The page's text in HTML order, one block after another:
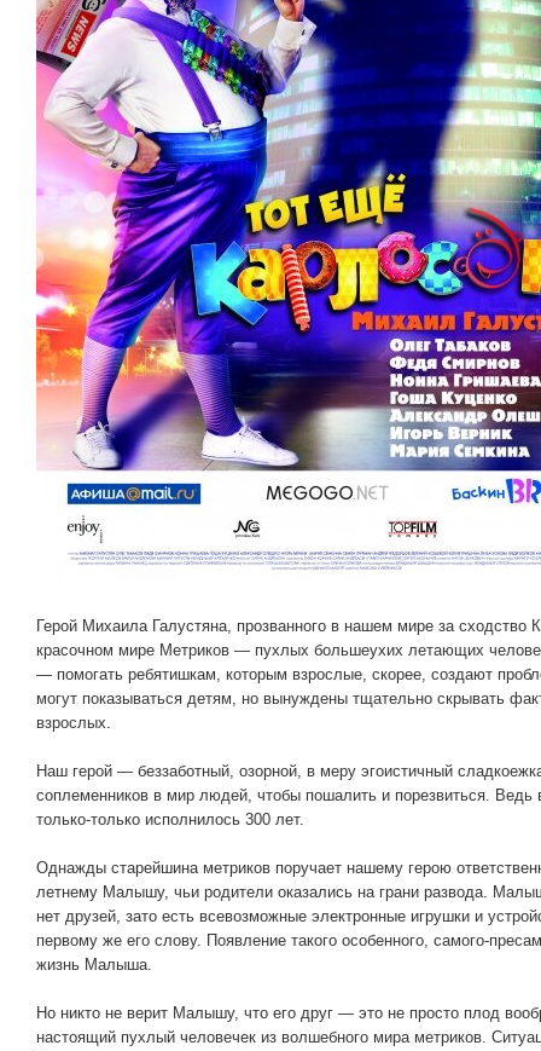
Герой Михаила Галустяна, прозванного в нашем мире за
красочном мире Метриков — пухлых большеухих летающих
— помогать ребятишкам, которым взрослые, скорее, создают
могут показываться детям, но вынуждены тщательно скрывать
взрослых.
Наш герой — беззаботный, озорной, в меру эгоистичный
соплеменников в мир людей, чтобы пошалить и порезвиться.
только-только исполнилось 300 лет.
Однажды старейшина метриков поручает нашему герою
летнему Малышу, чьи родители оказались на грани развода.
нет друзей, зато есть всевозможные электронные игрушки и
первому же его слову. Появление такого особенного, самого-
жизнь Малыша.
Но никто не верит Малышу, что его друг — это не просто плод
настоящий пухлый человечек из волшебного мира метриков.